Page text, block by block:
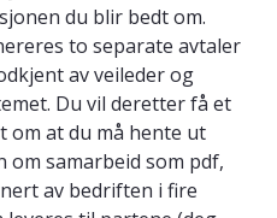
du blir bedt om.
to separate avtaler
av veileder og
Du vil deretter få et
om at du må hente ut
om samarbeid som pdf,
av bedriften i fire